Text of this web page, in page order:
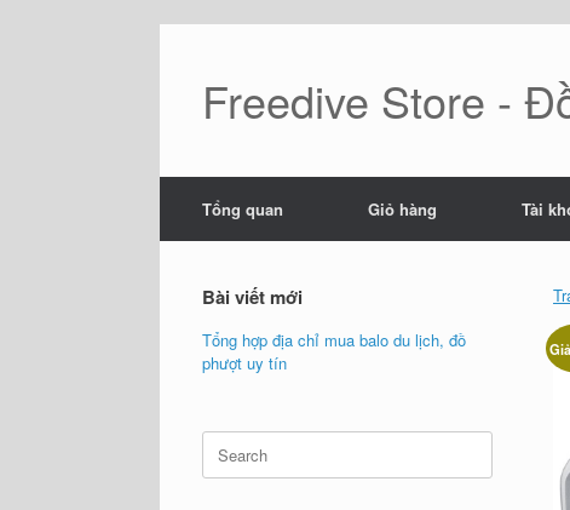
Freedive Store -
Tổng quan Giỏ hàng Tài
Bài viết mới
Tổng hợp địa chỉ mua balo du lịch, đồ
phượt uy tín
Search
for: